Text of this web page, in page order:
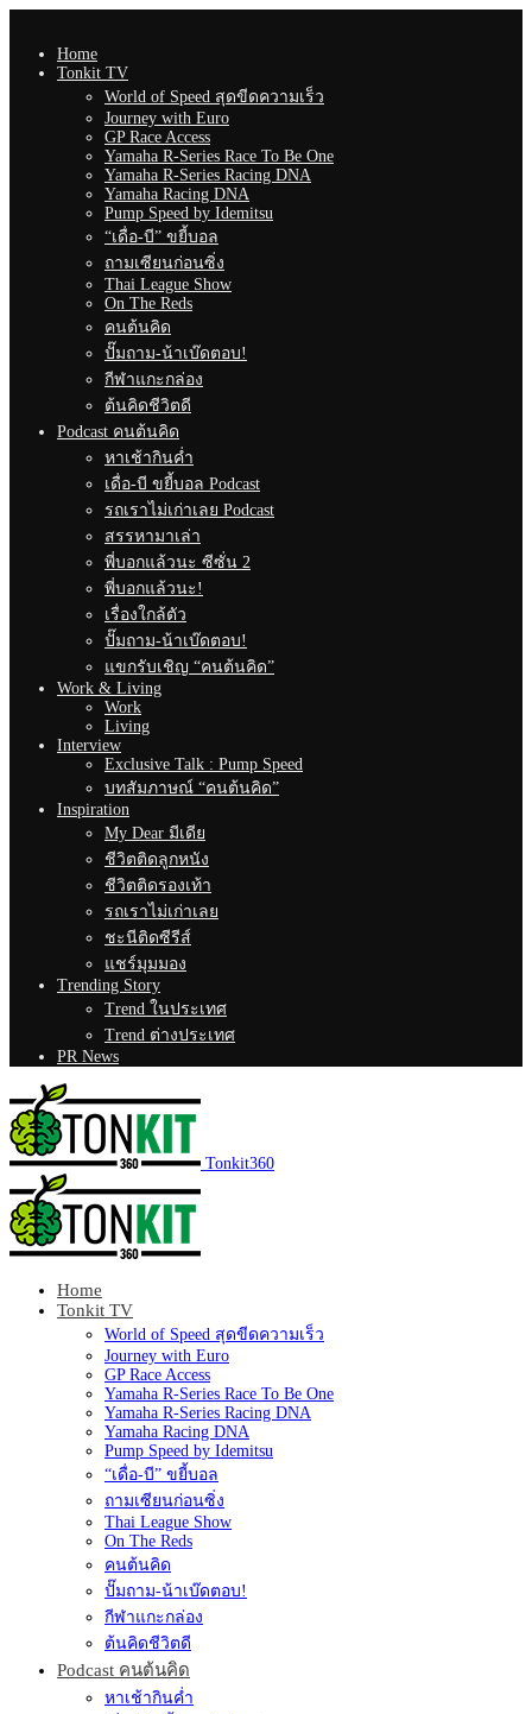
Home
Tonkit TV
World of Speed สุดขีดความเร็ว
Journey with Euro
GP Race Access
Yamaha R-Series Race To Be One
Yamaha R-Series Racing DNA
Yamaha Racing DNA
Pump Speed by Idemitsu
“เดื่อ-บี” ขยี้บอล
ถามเซียนก่อนซิ่ง
Thai League Show
On The Reds
คนต้นคิด
ปั๊มถาม-น้าเบ๊ดตอบ!
กีฬาแกะกล่อง
ต้นคิดชีวิตดี
Podcast คนต้นคิด
หาเช้ากินค่ำ
เดื่อ-บี ขยี้บอล Podcast
รถเราไม่เก่าเลย Podcast
สรรหามาเล่า
พี่บอกแล้วนะ ซีซั่น 2
พี่บอกแล้วนะ!
เรื่องใกล้ตัว
ปั๊มถาม-น้าเบ๊ดตอบ!
แขกรับเชิญ “คนต้นคิด”
Work & Living
Work
Living
Interview
Exclusive Talk : Pump Speed
บทสัมภาษณ์ “คนต้นคิด”
Inspiration
My Dear มีเดีย
ชีวิตติดลูกหนัง
ชีวิตติดรองเท้า
รถเราไม่เก่าเลย
ชะนีติดซีรีส์
แชร์มุมมอง
Trending Story
Trend ในประเทศ
Trend ต่างประเทศ
PR News
Tonkit360
Home
Tonkit TV
World of Speed สุดขีดความเร็ว
Journey with Euro
GP Race Access
Yamaha R-Series Race To Be One
Yamaha R-Series Racing DNA
Yamaha Racing DNA
Pump Speed by Idemitsu
“เดื่อ-บี” ขยี้บอล
ถามเซียนก่อนซิ่ง
Thai League Show
On The Reds
คนต้นคิด
ปั๊มถาม-น้าเบ๊ดตอบ!
กีฬาแกะกล่อง
ต้นคิดชีวิตดี
Podcast คนต้นคิด
หาเช้ากินค่ำ